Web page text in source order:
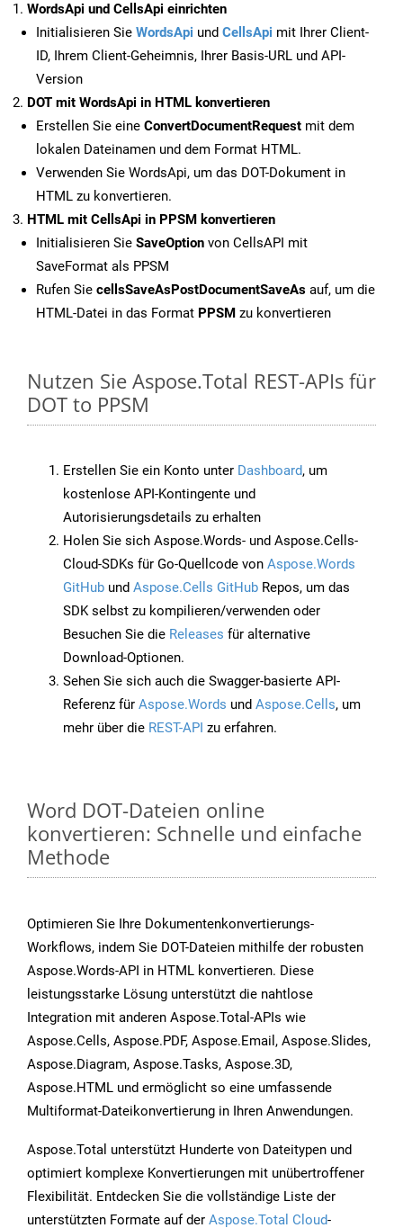
WordsApi und CellsApi einrichten
Initialisieren Sie WordsApi und CellsApi mit Ihrer Client-
ID, Ihrem Client-Geheimnis, Ihrer Basis-URL und API-
Version
DOT mit WordsApi in HTML konvertieren
Erstellen Sie eine ConvertDocumentRequest mit dem
lokalen Dateinamen und dem Format HTML.
Verwenden Sie WordsApi, um das DOT-Dokument in
HTML zu konvertieren.
HTML mit CellsApi in PPSM konvertieren
Initialisieren Sie SaveOption von CellsAPI mit
SaveFormat als PPSM
Rufen Sie cellsSaveAsPostDocumentSaveAs auf, um die
HTML-Datei in das Format PPSM zu konvertieren
Nutzen Sie Aspose.Total REST-APIs für
DOT to PPSM
Erstellen Sie ein Konto unter Dashboard, um
kostenlose API-Kontingente und
Autorisierungsdetails zu erhalten
Holen Sie sich Aspose.Words- und Aspose.Cells-
Cloud-SDKs für Go-Quellcode von Aspose.Words
GitHub und Aspose.Cells GitHub Repos, um das
SDK selbst zu kompilieren/verwenden oder
Besuchen Sie die Releases für alternative
Download-Optionen.
Sehen Sie sich auch die Swagger-basierte API-
Referenz für Aspose.Words und Aspose.Cells, um
mehr über die REST-API zu erfahren.
Word DOT-Dateien online
konvertieren: Schnelle und einfache
Methode
Optimieren Sie Ihre Dokumentenkonvertierungs-
Workflows, indem Sie DOT-Dateien mithilfe der robusten
Aspose.Words-API in HTML konvertieren. Diese
leistungsstarke Lösung unterstützt die nahtlose
Integration mit anderen Aspose.Total-APIs wie
Aspose.Cells, Aspose.PDF, Aspose.Email, Aspose.Slides,
Aspose.Diagram, Aspose.Tasks, Aspose.3D,
Aspose.HTML und ermöglicht so eine umfassende
Multiformat-Dateikonvertierung in Ihren Anwendungen.
Aspose.Total unterstützt Hunderte von Dateitypen und
optimiert komplexe Konvertierungen mit unübertroffener
Flexibilität. Entdecken Sie die vollständige Liste der
unterstützten Formate auf der Aspose.Total Cloud-